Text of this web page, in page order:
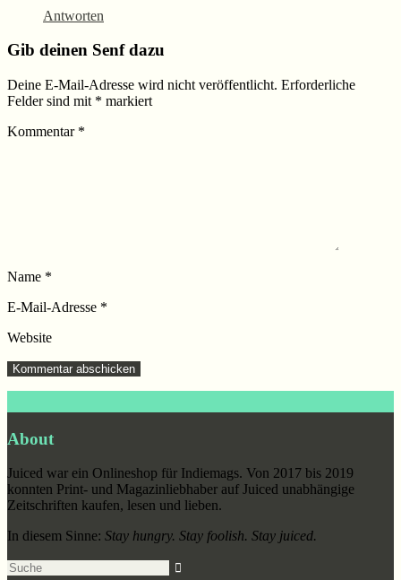
Antworten
Gib deinen Senf dazu
Deine E-Mail-Adresse wird nicht veröffentlicht. Erforderliche
Felder sind mit * markiert
Kommentar *
Name *
E-Mail-Adresse *
Website
About
Juiced war ein Onlineshop für Indiemags. Von 2017 bis 2019
konnten Print- und Magazinliebhaber auf Juiced unabhängige
Zeitschriften kaufen, lesen und lieben.
In diesem Sinne: Stay hungry. Stay foolish. Stay juiced.
Suche